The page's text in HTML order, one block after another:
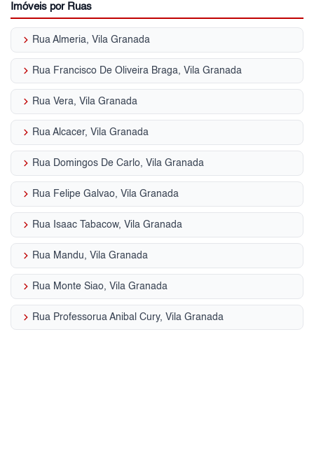
Imóveis por Ruas
keyboard_arrow_right Rua Almeria, Vila Granada
keyboard_arrow_right Rua Francisco De Oliveira Braga, Vila Granada
keyboard_arrow_right Rua Vera, Vila Granada
keyboard_arrow_right Rua Alcacer, Vila Granada
keyboard_arrow_right Rua Domingos De Carlo, Vila Granada
keyboard_arrow_right Rua Felipe Galvao, Vila Granada
keyboard_arrow_right Rua Isaac Tabacow, Vila Granada
keyboard_arrow_right Rua Mandu, Vila Granada
keyboard_arrow_right Rua Monte Siao, Vila Granada
keyboard_arrow_right Rua Professorua Anibal Cury, Vila Granada